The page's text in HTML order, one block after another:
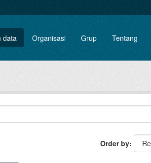
data Organisasi Grup Tentang
Order by